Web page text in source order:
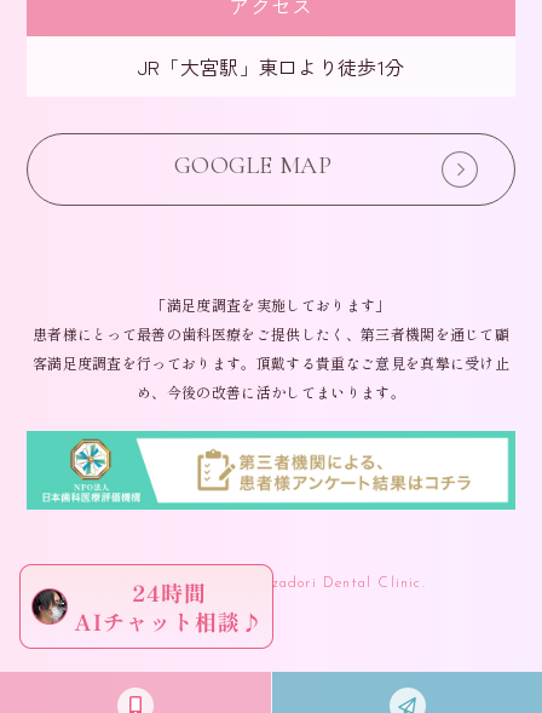
JR「大宮駅」東口より徒歩1分
GOOGLE MAP
「満足度調査を実施しております」
患者様にとって最善の歯科医療をご提供したく、第三者機関を通じて顧
客満足度調査を行っております。頂戴する貴重なご意見を真摯に受け止
め、今後の改善に活かしてまいります。
(C) 2024 Omiya Ginzadori Dental Clinic.